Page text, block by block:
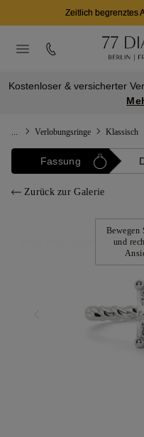
Zeitlich begrenztes
Kostenloser & versicherter
Verlobungsringe Klassisch
Fassung
Zurück zur Galerie
Bewegen
und